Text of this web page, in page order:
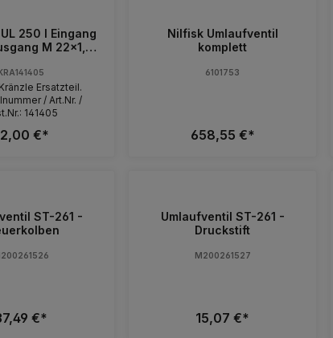
250 I Eingang
Ersatzteil.
/ Art.Nr. /
141405
€*
Nilfisk Umlaufventil
komplett
6101753
658,55 €*
ST-261 -
€*
Umlaufventil ST-261 -
Druckstift
M200261527
15,07 €*